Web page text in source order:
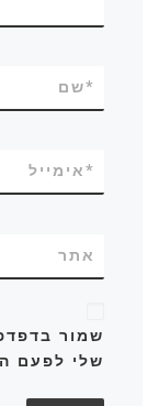
שם*
אימייל*
אתר
שמור
שלי לפעם